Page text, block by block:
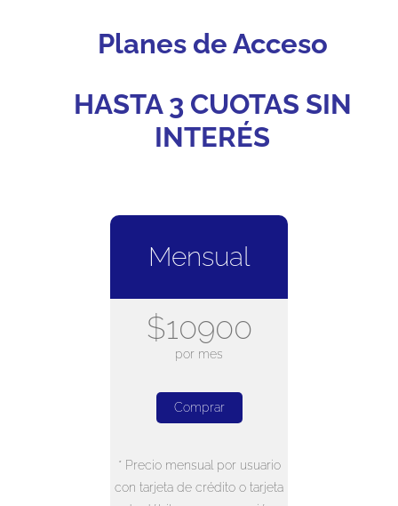
Planes de Acceso
HASTA 3 CUOTAS SIN
INTERÉS
Mensual
$10900
por mes
Comprar
* Precio mensual por usuario
con tarjeta de crédito o tarjeta